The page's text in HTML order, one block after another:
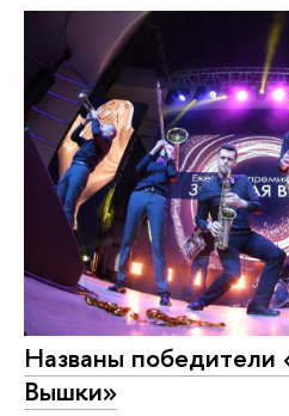
Названы победители
Вышки»